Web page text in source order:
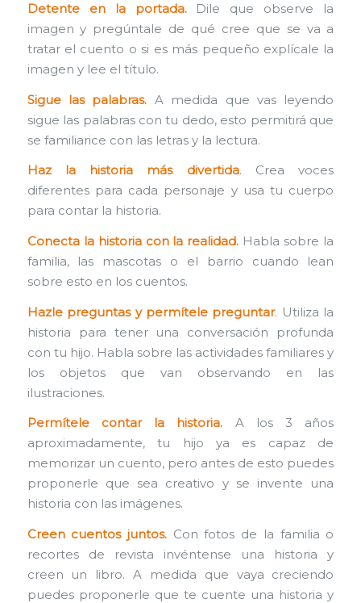
Detente en la portada.Dile que observe la
imagen y pregúntale de qué cree que se va a
tratar el cuento o si es más pequeño explícale la
imagen y lee el título.
Sigue las palabras. A medida que vas leyendo
sigue las palabras con tu dedo, esto permitirá que
se familiarice con las letras y la lectura.
Haz la historia más divertida. Crea voces
diferentes para cada personaje y usa tu cuerpo
para contar la historia.
Conecta la historia con la realidad. Habla sobre la
familia, las mascotas o el barrio cuando lean
sobre esto en los cuentos.
Hazle preguntas y permítele preguntar. Utiliza la
historia para tener una conversación profunda
con tu hijo. Habla sobre las actividades familiares y
los objetos que van observando en las
ilustraciones.
Permítele contar la historia. A los 3 años
aproximadamente, tu hijo ya es capaz de
memorizar un cuento, pero antes de esto puedes
proponerle que sea creativo y se invente una
historia con las imágenes.
Creen cuentos juntos. Con fotos de la familia o
recortes de revista invéntense una historia y
creen un libro. A medida que vaya creciendo
puedes proponerle que te cuente una historia y